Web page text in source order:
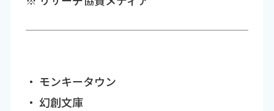
・ モンキータウン
・ 幻創文庫